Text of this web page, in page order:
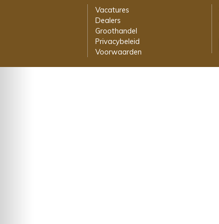
Vacatures
Dealers
Groothandel
Privacybeleid
Voorwaarden